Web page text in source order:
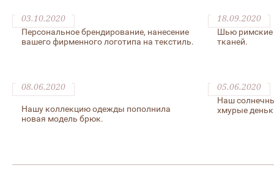
03.10.2020
Персональное брендирование, нанесение
вашего фирменного логотипа на текстиль.
18.09.2020
Шью римские
тканей.
08.06.2020
Нашу коллекцию одежды пополнила
новая модель брюк.
05.06.2020
Наш
хмурые